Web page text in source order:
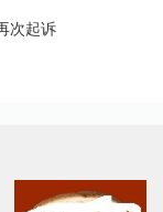
次起诉